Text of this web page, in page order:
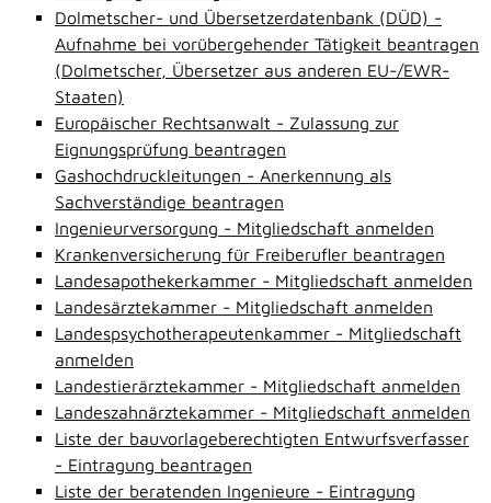
Dolmetscher- und Übersetzerdatenbank (DÜD) -
Aufnahme bei vorübergehender Tätigkeit beantragen
(Dolmetscher, Übersetzer aus anderen EU-/EWR-
Staaten)
Europäischer Rechtsanwalt - Zulassung zur
Eignungsprüfung beantragen
Gashochdruckleitungen - Anerkennung als
Sachverständige beantragen
Ingenieurversorgung - Mitgliedschaft anmelden
Krankenversicherung für Freiberufler beantragen
Landesapothekerkammer - Mitgliedschaft anmelden
Landesärztekammer - Mitgliedschaft anmelden
Landespsychotherapeutenkammer - Mitgliedschaft
anmelden
Landestierärztekammer - Mitgliedschaft anmelden
Landeszahnärztekammer - Mitgliedschaft anmelden
Liste der bauvorlageberechtigten Entwurfsverfasser
- Eintragung beantragen
Liste der beratenden Ingenieure - Eintragung